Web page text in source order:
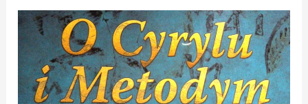
WARSZAWA:
DZIEDZICTWO
ŚWIĘTYCH
CYRYLA
I